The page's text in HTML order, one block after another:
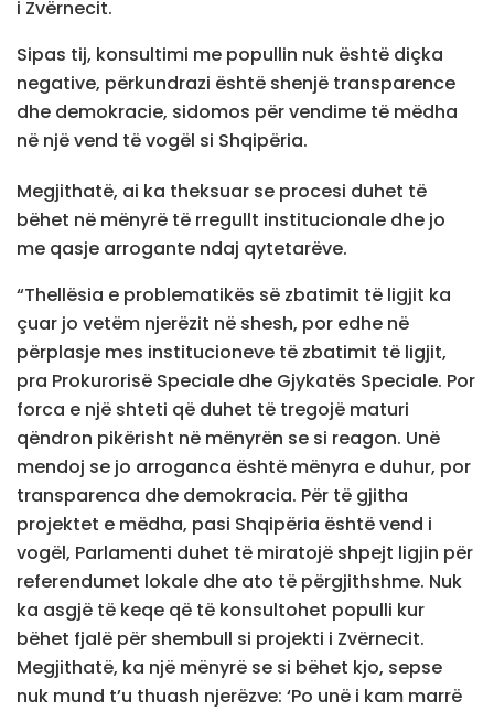
i Zvërnecit.
Sipas tij, konsultimi me popullin nuk është diçka
negative, përkundrazi është shenjë transparence
dhe demokracie, sidomos për vendime të mëdha
në një vend të vogël si Shqipëria.
Megjithatë, ai ka theksuar se procesi duhet të
bëhet në mënyrë të rregullt institucionale dhe jo
me qasje arrogante ndaj qytetarëve.
“Thellësia e problematikës së zbatimit të ligjit ka
çuar jo vetëm njerëzit në shesh, por edhe në
përplasje mes institucioneve të zbatimit të ligjit,
pra Prokurorisë Speciale dhe Gjykatës Speciale. Por
forca e një shteti që duhet të tregojë maturi
qëndron pikërisht në mënyrën se si reagon. Unë
mendoj se jo arroganca është mënyra e duhur, por
transparenca dhe demokracia. Për të gjitha
projektet e mëdha, pasi Shqipëria është vend i
vogël, Parlamenti duhet të miratojë shpejt ligjin për
referendumet lokale dhe ato të përgjithshme. Nuk
ka asgjë të keqe që të konsultohet populli kur
bëhet fjalë për shembull si projekti i Zvërnecit.
Megjithatë, ka një mënyrë se si bëhet kjo, sepse
nuk mund t’u thuash njerëzve: ‘Po unë i kam marrë